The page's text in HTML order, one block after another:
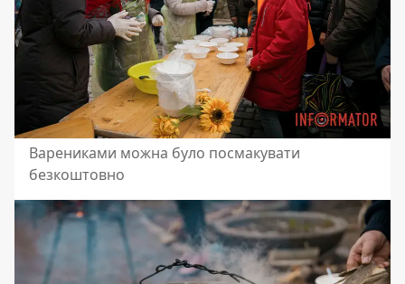
Варениками можна було посмакувати
безкоштовно